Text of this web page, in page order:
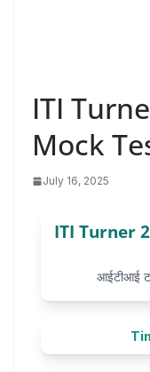
ITI
Mock
July 16, 2025
ITI Turner
आईटीआई